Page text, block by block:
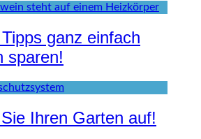
ganz einfach
sparen!
Ihren Garten auf!